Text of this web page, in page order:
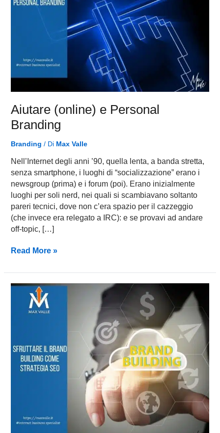
Aiutare (online) e Personal
Branding
Branding / Di Max Valle
Nell’Internet degli anni ’90, quella lenta, a banda stretta,
senza smartphone, i luoghi di “socializzazione” erano i
newsgroup (prima) e i forum (poi). Erano inizialmente
luoghi per soli nerd, nei quali si scambiavano soltanto
pareri tecnici, dove non c’era spazio per il cazzeggio
(che invece era relegato a IRC): e se provavi ad andare
off-topic, […]
Read More »
Sfruttare
Brand
strategia
SEO